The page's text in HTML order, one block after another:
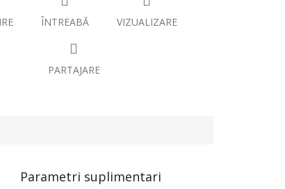
ÎNTREABĂ VIZUALIZARE
PARTAJARE
Parametri suplimentari